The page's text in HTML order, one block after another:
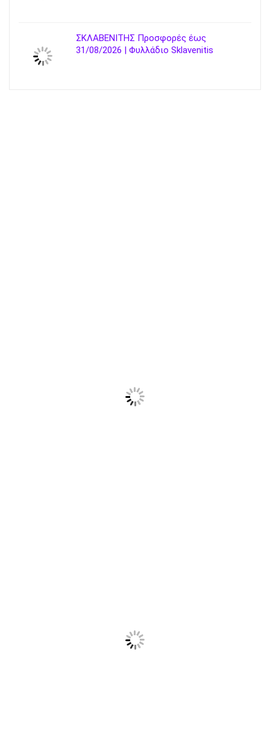
ΣΚΛΑΒΕΝΙΤΗΣ Προσφορές έως
31/08/2026 | Φυλλάδιο Sklavenitis